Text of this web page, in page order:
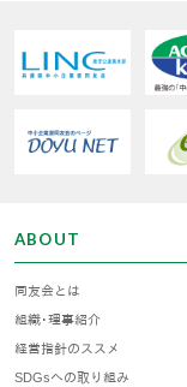
ABOUT
同友会とは
組織･理事紹介
経営指針のススメ
SDGsへの取り組み